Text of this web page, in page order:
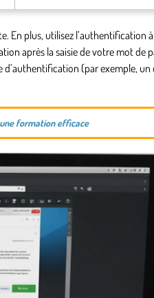
En plus, utilisez l’authentification
après la saisie de votre mot de
d’authentification (par exemple,
formation efficace